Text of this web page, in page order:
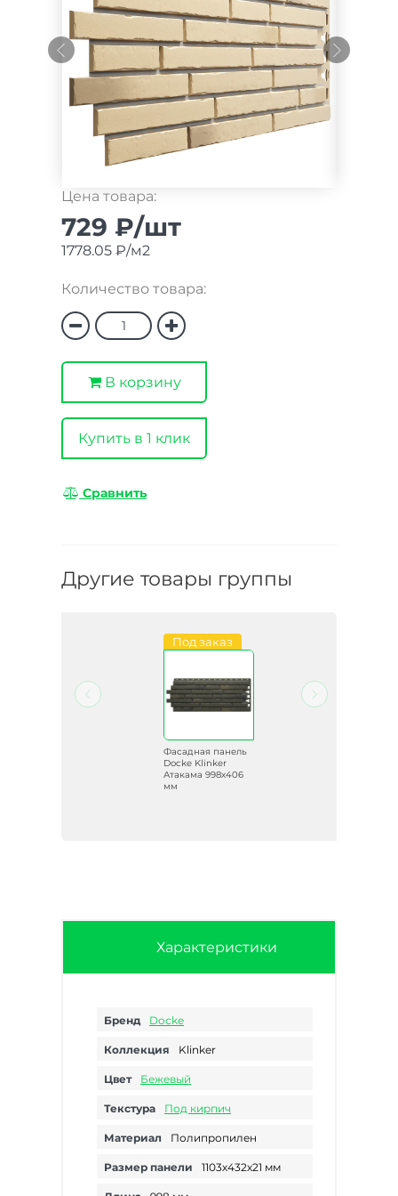
Цена товара:
729 ₽/шт
1778.05 ₽/м2
Количество товара:
В корзину
Купить в 1 клик
Сравнить
Другие товары группы
Под заказ
Фасадная панель
Docke Klinker
Атакама 998х406
мм
Характеристики
Бренд Docke
Коллекция Klinker
Цвет Бежевый
Текстура Под кирпич
Материал Полипропилен
Размер панели 1103х432х21 мм